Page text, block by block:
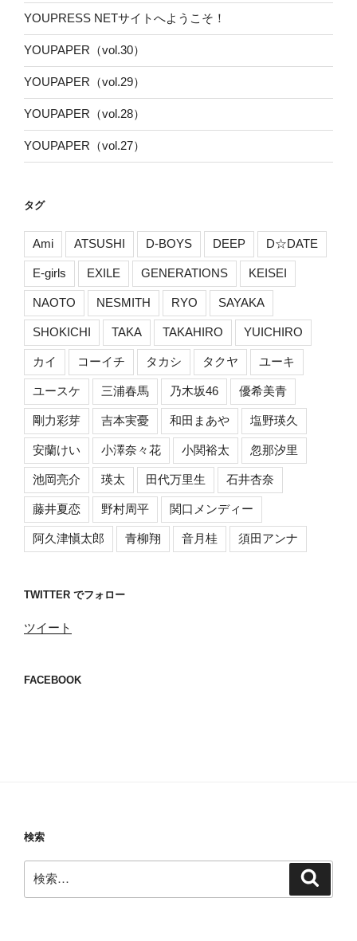
YOUPRESS NETサイトへようこそ！
YOUPAPER（vol.30）
YOUPAPER（vol.29）
YOUPAPER（vol.28）
YOUPAPER（vol.27）
タグ
Ami ATSUSHI D-BOYS DEEP D☆DATE
E-girls EXILE GENERATIONS KEISEI
NAOTO NESMITH RYO SAYAKA
SHOKICHI TAKA TAKAHIRO YUICHIRO
カイ コーイチ タカシ タクヤ ユーキ
ユースケ 三浦春馬 乃木坂46 優希美青
剛力彩芽 吉本実憂 和田まあや 塩野瑛久
安蘭けい 小澤奈々花 小関裕太 忽那汐里
池岡亮介 瑛太 田代万里生 石井杏奈
藤井夏恋 野村周平 関口メンディー
阿久津愼太郎 青柳翔 音月桂 須田アンナ
TWITTER でフォロー
ツイート
FACEBOOK
検索
索: